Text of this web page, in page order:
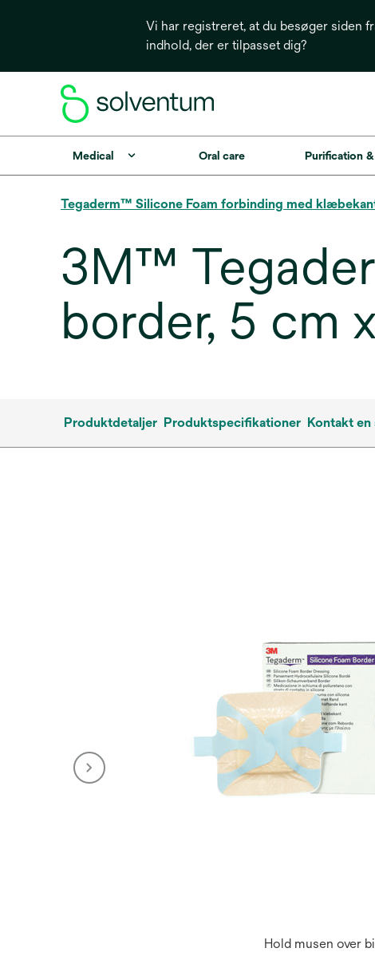
Vi har registreret, at du besøger siden
indhold, der er tilpasset dig?
Medical Oral care Purification
Tegaderm™ Silicone Foam forbinding med
3M™
border, 5 cm
Produktdetaljer Produktspecifikationer Kontakt
Hold musen over